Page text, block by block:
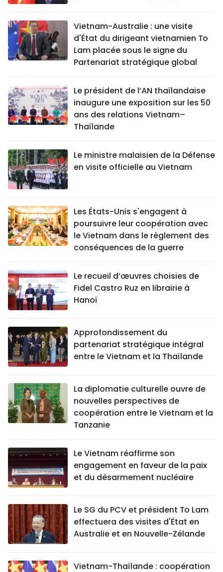
Vietnam-Australie : une visite
d'État du dirigeant vietnamien To
Lam placée sous le signe du
Partenariat stratégique global
Le président de l’AN thaïlandaise
inaugure une exposition sur les 50
ans des relations Vietnam–
Thaïlande
Le ministre malaisien de la Défense
en visite officielle au Vietnam
Les États-Unis s'engagent à
poursuivre leur coopération avec
le Vietnam dans le règlement des
conséquences de la guerre
Le recueil d’œuvres choisies de
Fidel Castro Ruz en librairie à
Hanoï
Approfondissement du
partenariat stratégique intégral
entre le Vietnam et la Thaïlande
La diplomatie culturelle ouvre de
nouvelles perspectives de
coopération entre le Vietnam et la
Tanzanie
Le Vietnam réaffirme son
engagement en faveur de la paix
et du désarmement nucléaire
Le SG du PCV et président To Lam
effectuera des visites d'État en
Australie et en Nouvelle-Zélande
Vietnam-Thaïlande : coopération